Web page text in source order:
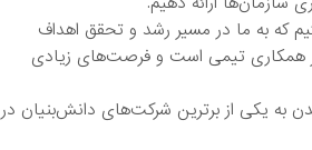
که به ما در مسیر رشد و تحقق اهداف
همکاری تیمی است و فرصت‌های زیادی
به یکی از برترین شرکت‌های دانش‌بنیان در